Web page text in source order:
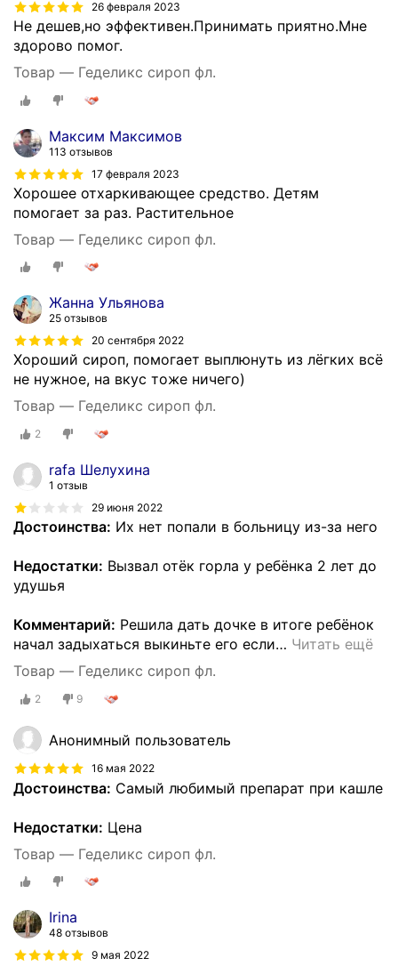
26 февраля 2023
Не дешев,но эффективен.Принимать приятно.Мне
здорово помог.
Товар — Геделикс сироп фл.
Максим Максимов
113 отзывов
17 февраля 2023
Хорошее отхаркивающее средство. Детям
помогает за раз. Растительное
Товар — Геделикс сироп фл.
Жанна Ульянова
25 отзывов
20 сентября 2022
Хороший сироп, помогает выплюнуть из лёгких всё
не нужное, на вкус тоже ничего)
Товар — Геделикс сироп фл.
2
rafa Шелухина
1 отзыв
29 июня 2022
Достоинства: Их нет попали в больницу из-за него
Недостатки: Вызвал отёк горла у ребёнка 2 лет до
удушья
Комментарий: Решила дать дочке в итоге ребёнок
начал задыхаться выкиньте его если… Читать ещё
Товар — Геделикс сироп фл.
2 9
Анонимный пользователь
16 мая 2022
Достоинства: Самый любимый препарат при кашле
Недостатки: Цена
Товар — Геделикс сироп фл.
Irina
48 отзывов
9 мая 2022